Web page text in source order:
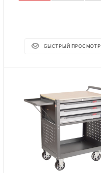
БЫСТРЫЙ ПРОСМОТР